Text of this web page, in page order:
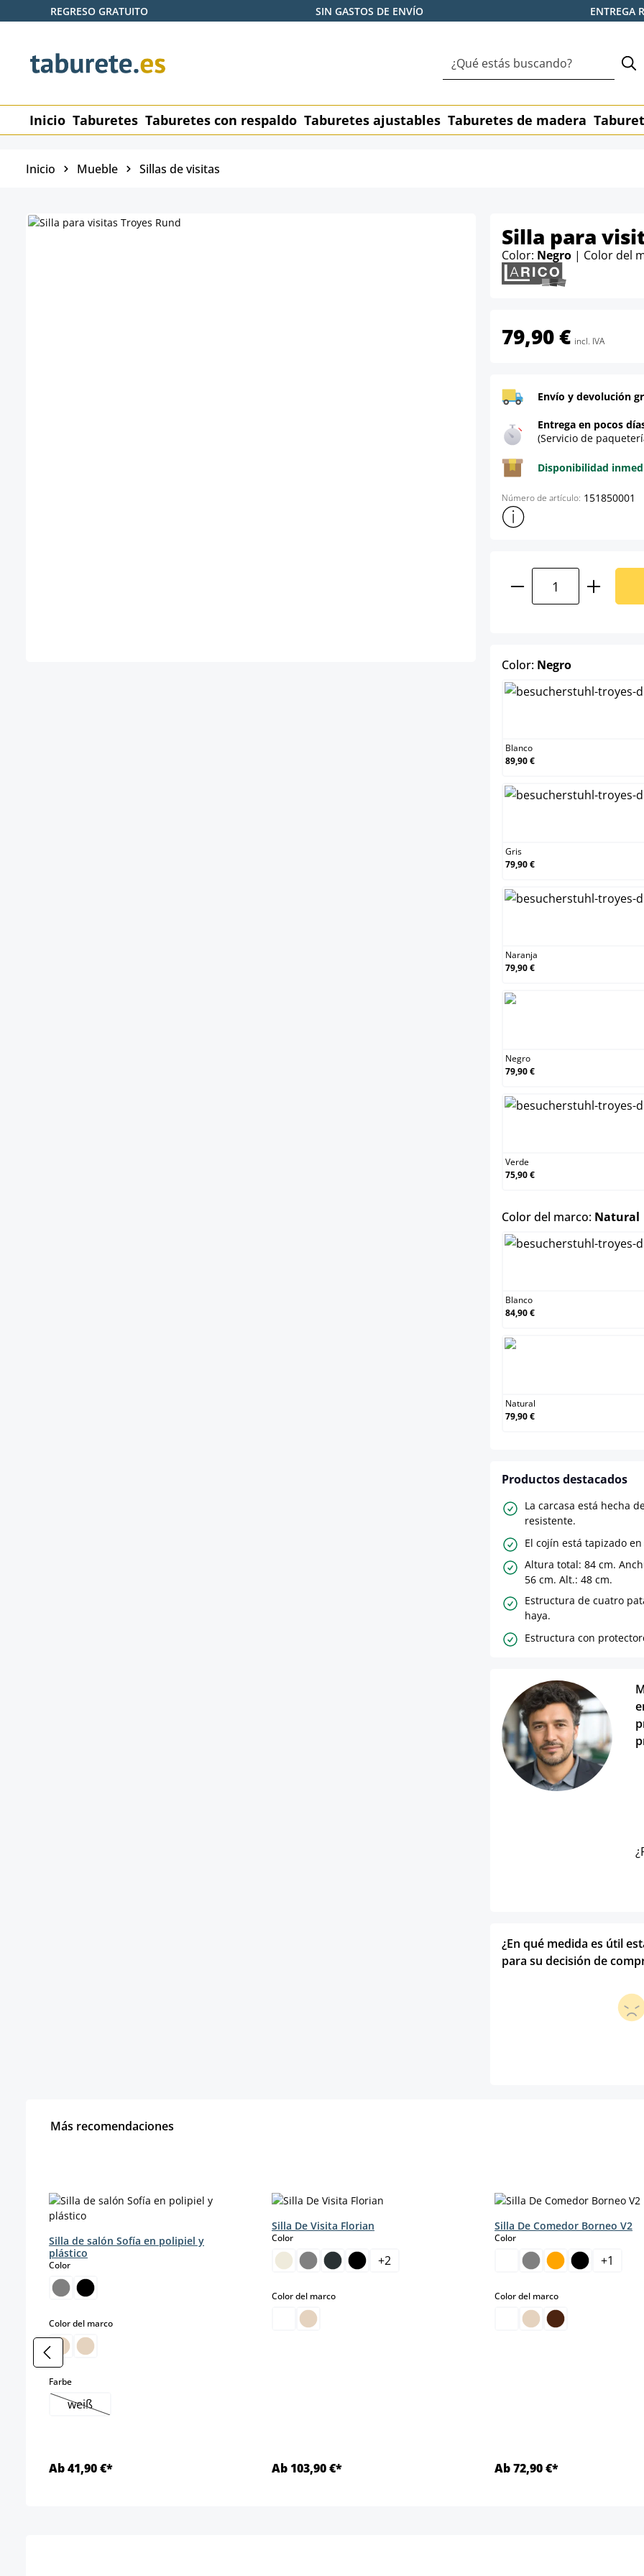
al contenido principal
Saltar a la búsqueda
Saltar a la navegación principal
REGRESO GRATUITO SIN GASTOS DE ENVÍO ENTREGA
Inicio Taburetes Taburetes con respaldo Taburetes ajustables Taburetes de madera
Inicio Mueble Sillas de visitas
Silla para
Color: Negro | Color del
79,90 € incl. IVA
Envío y devolución
Entrega en pocos
(Servicio de
Disponibilidad
Número de artículo: 151850001
Mostrar más información
Cantidad del
Color: Negroselect
Blanco
89,90 €
Gris
79,90 €
Naranja
79,90 €
Negro
79,90 €
Verde
75,90 €
Color del marco: Natural
Blanco
84,90 €
Natural
79,90 €
Productos destacados
La carcasa está hecha
resistente.
El cojín está tapizado
Altura total: 84 cm.
56 cm. Alt.: 48 cm.
Estructura de cuatro
haya.
Estructura con
¿En qué medida es útil
para su decisión de
Más recomendaciones
Silla de salón Sofía en polipiel y
plástico
Colorselect
Color del marcoselect
Farbeselect
weiß(Esta opción no está disponible en este momento.)
Ab 41,90 €*
Silla De Visita Florian
Colorselect
+2
Color del marcoselect
Ab 103,90 €*
Silla De Comedor Borneo V2
Colorselect
+1
Color del marcoselect
Ab 72,90 €*